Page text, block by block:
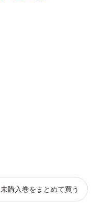
未購入巻をまとめて買う